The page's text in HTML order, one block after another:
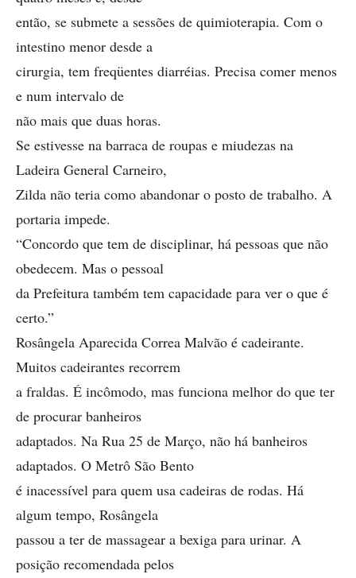
então, se submete a sessões de quimioterapia. Com o
intestino menor desde a
cirurgia, tem freqüentes diarréias. Precisa comer menos
e num intervalo de
não mais que duas horas.
Se estivesse na barraca de roupas e miudezas na
Ladeira General Carneiro,
Zilda não teria como abandonar o posto de trabalho. A
portaria impede.
“Concordo que tem de disciplinar, há pessoas que não
obedecem. Mas o pessoal
da Prefeitura também tem capacidade para ver o que é
certo.”
Rosângela Aparecida Correa Malvão é cadeirante.
Muitos cadeirantes recorrem
a fraldas. É incômodo, mas funciona melhor do que ter
de procurar banheiros
adaptados. Na Rua 25 de Março, não há banheiros
adaptados. O Metrô São Bento
é inacessível para quem usa cadeiras de rodas. Há
algum tempo, Rosângela
passou a ter de massagear a bexiga para urinar. A
posição recomendada pelos